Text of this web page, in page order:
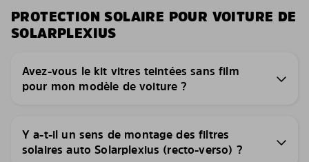
PROTECTION SOLAIRE POUR VOITURE DE
SOLARPLEXIUS
Avez-vous le kit vitres teintées sans film
pour mon modèle de voiture ?
Y a-t-il un sens de montage des filtres
solaires auto Solarplexius (recto-verso) ?